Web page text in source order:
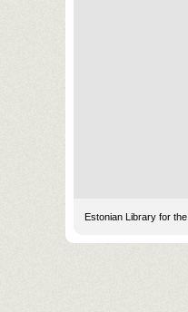
Estonian Library for